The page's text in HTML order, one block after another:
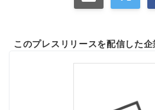
このプレスリリースを配信した